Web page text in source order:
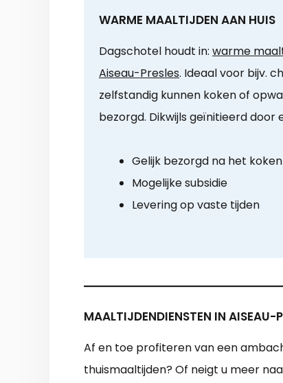
WARME MAALTIJDEN AAN HUIS
Dagschotel houdt in: warme
Aiseau-Presles. Ideaal voor bijv.
zelfstandig kunnen koken of
bezorgd. Dikwijls geïnitieerd door
Gelijk bezorgd na het koken
Mogelijke subsidie
Levering op vaste tijden
MAALTIJDENDIENSTEN IN AISEAU-
Af en toe profiteren van een
thuismaaltijden? Of neigt u meer